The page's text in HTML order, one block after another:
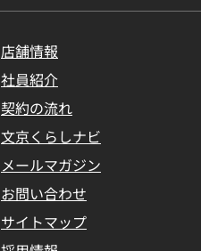
店舗情報
社員紹介
契約の流れ
文京くらしナビ
メールマガジン
お問い合わせ
サイトマップ